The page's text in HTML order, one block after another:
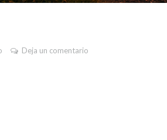
Deja un comentario